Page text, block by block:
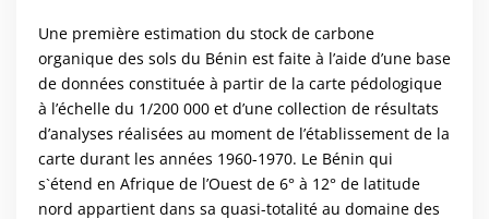
Une première estimation du stock de carbone
organique des sols du Bénin est faite à l’aide d’une base
de données constituée à partir de la carte pédologique
à l’échelle du 1/200 000 et d’une collection de résultats
d’analyses réalisées au moment de l’établissement de la
carte durant les années 1960-1970. Le Bénin qui
s`étend en Afrique de l’Ouest de 6° à 12° de latitude
nord appartient dans sa quasi-totalité au domaine des